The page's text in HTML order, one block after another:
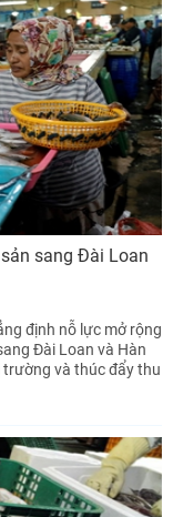
sang Đài Loan
định nỗ lực mở rộng
Đài Loan và Hàn
và thúc đẩy thu